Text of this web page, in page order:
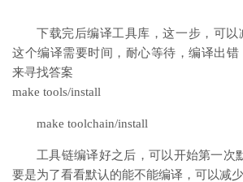
下载完后编译工具库，这一步，可以
这个编译需要时间，耐心等待，编译出错
来寻找答案
make tools/install
make toolchain/install
工具链编译好之后，可以开始第一次
要是为了看看默认的能不能编译，可以减